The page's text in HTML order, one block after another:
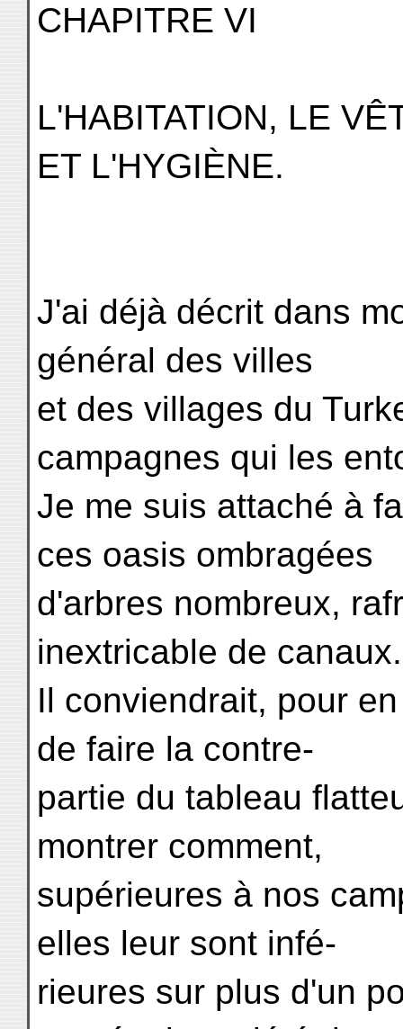
CHAPITRE VI
L'HABITATION, LE
ET L'HYGIÈNE.
J'ai déjà décrit dans
général des villes
et des villages du
campagnes qui les
Je me suis attaché à
ces oasis ombragées
d'arbres nombreux,
inextricable de canaux.
Il conviendrait, pour
de faire la contre-
partie du tableau
montrer comment,
supérieures à nos
elles leur sont infé-
rieures sur plus d'un